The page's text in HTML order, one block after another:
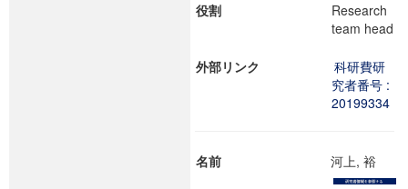
役割
Research
team head
外部リンク
科研費研
究者番号 :
20199334
名前 河上, 裕